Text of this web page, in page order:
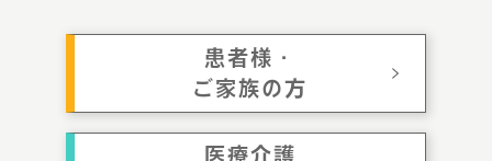
患者様・
ご家族の方
医療介護